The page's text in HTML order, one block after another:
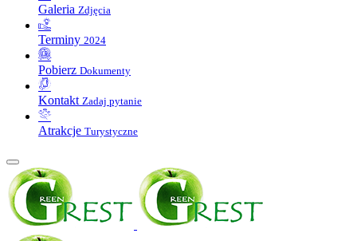
Galeria Zdjęcia
Terminy 2024
Pobierz Dokumenty
Kontakt Zadaj pytanie
Atrakcje Turystyczne